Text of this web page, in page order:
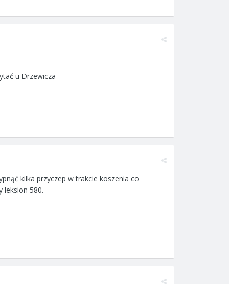
u Drzewicza
kilka przyczep w trakcie koszenia co
leksion 580.